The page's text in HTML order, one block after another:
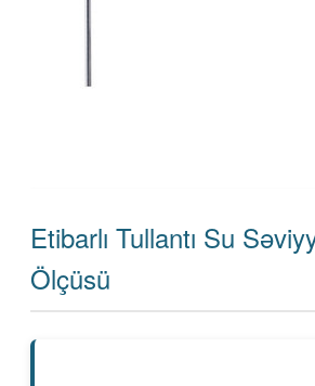
Etibarlı Tullantı Su
Ölçüsü